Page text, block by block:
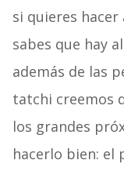
si quieres
sabes que hay
además de las
tatchi creemos
los grandes
hacerlo bien: el